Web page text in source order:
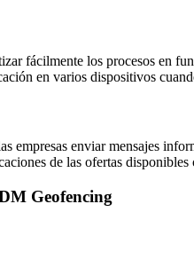
fácilmente los procesos en
en varios dispositivos
empresas enviar mensajes
de las ofertas disponibles
Geofencing